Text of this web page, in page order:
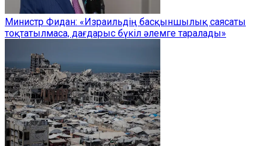
Министр Фидан: «Израильдің басқыншылық саясаты
тоқтатылмаса, дағдарыс бүкіл әлемге таралады»